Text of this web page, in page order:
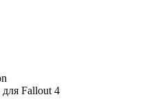
Fallout 4